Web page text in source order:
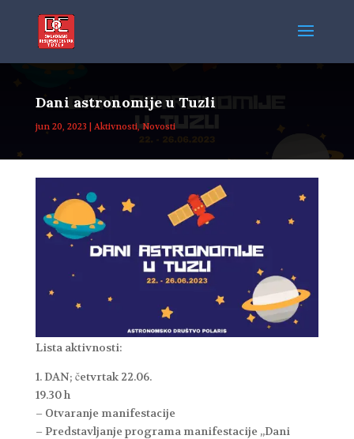
Dani astronomije u Tuzli
jun 20, 2023 Aktivnosti,Novosti
Lista aktivnosti:
1. DAN; četvrtak 22.06.
19.30 h
– Otvaranje manifestacije
– Predstavljanje programa manifestacije „Dani